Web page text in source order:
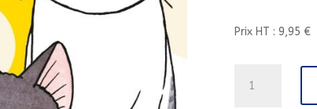
Prix HT : 9,95 €